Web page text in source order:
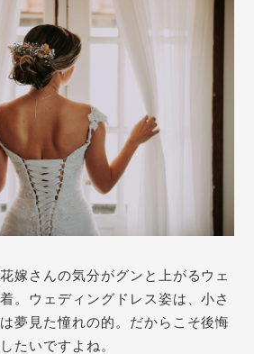
嫁さんの気分がグンと上がるウェ
。ウェディングドレス姿は、小さ
夢見た憧れの的。だからこそ後悔
たいですよね。